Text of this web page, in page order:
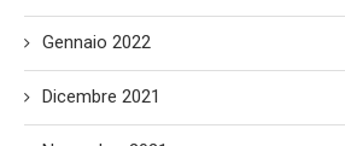
Gennaio 2022
Dicembre 2021